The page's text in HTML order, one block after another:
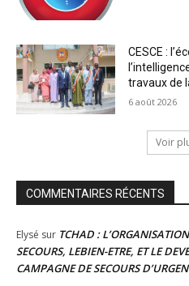
CESCE :
travaux de
6 août 2026
Voir
COMMENTAIRES RÉCENTS
Elysé sur TCHAD :
SECOURS, LEBIEN-ETRE, ET LE
CAMPAGNE DE SECOURS